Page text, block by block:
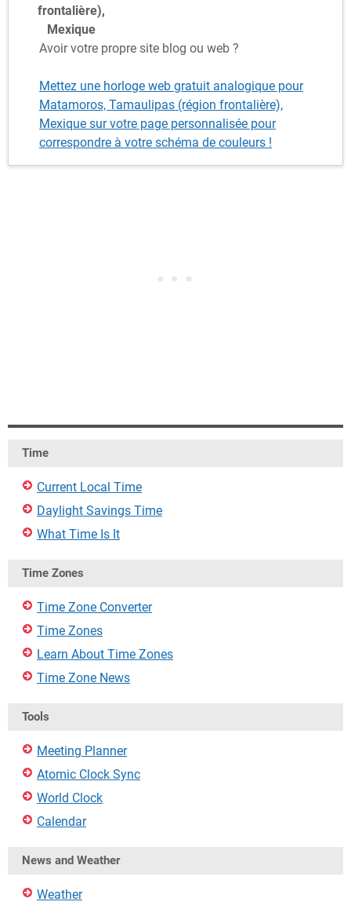
frontalière),
Mexique
Avoir votre propre site blog ou web ?
Mettez une horloge web gratuit analogique pour
Matamoros, Tamaulipas (région frontalière),
Mexique sur votre page personnalisée pour
correspondre à votre schéma de couleurs !
Time
Current Local Time
Daylight Savings Time
What Time Is It
Time Zones
Time Zone Converter
Time Zones
Learn About Time Zones
Time Zone News
Tools
Meeting Planner
Atomic Clock Sync
World Clock
Calendar
News and Weather
Weather